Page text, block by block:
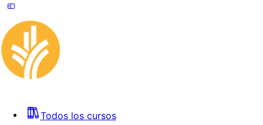
Todos los cursos